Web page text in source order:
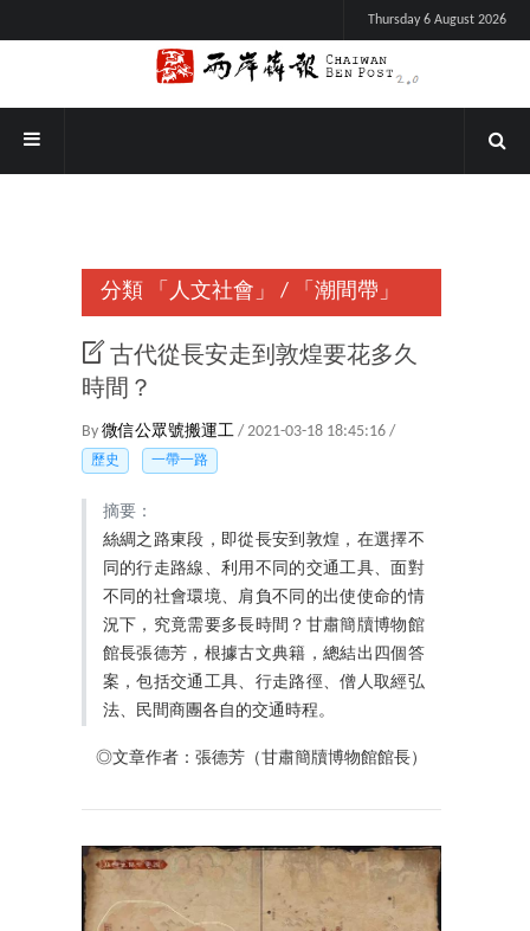
Thursday 6 August 2026
分類 「人文社會」 / 「潮間帶」
古代從長安走到敦煌要花多久
時間？
By 微信公眾號搬運工 / 2021-03-18 18:45:16 /
歷史 一帶一路
摘要：
絲綢之路東段，即從長安到敦煌，在選擇不
同的行走路線、利用不同的交通工具、面對
不同的社會環境、肩負不同的出使使命的情
況下，究竟需要多長時間？甘肅簡牘博物館
館長張德芳，根據古文典籍，總結出四個答
案，包括交通工具、行走路徑、僧人取經弘
法、民間商團各自的交通時程。
◎文章作者：張德芳（甘肅簡牘博物館館長）